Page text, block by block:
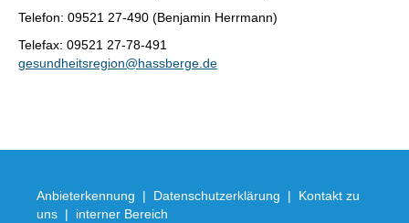
Telefon: 09521 27-490 (Benjamin Herrmann)
Telefax: 09521 27-78-491
gesundheitsregion@hassberge.de
Anbieterkennung | Datenschutzerklärung | Kontakt zu
uns | interner Bereich